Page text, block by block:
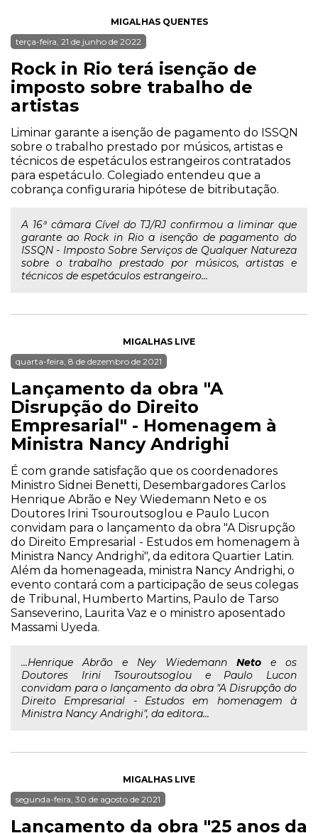
MIGALHAS QUENTES
terça-feira, 21 de junho de 2022
Rock in Rio terá isenção de
imposto sobre trabalho de
artistas
Liminar garante a isenção de pagamento do ISSQN
sobre o trabalho prestado por músicos, artistas e
técnicos de espetáculos estrangeiros contratados
para espetáculo. Colegiado entendeu que a
cobrança configuraria hipótese de bitributação.
A 16ª câmara Cível do TJ/RJ confirmou a liminar que
garante ao Rock in Rio a isenção de pagamento do
ISSQN - Imposto Sobre Serviços de Qualquer Natureza
sobre o trabalho prestado por músicos, artistas e
técnicos de espetáculos estrangeiro...
MIGALHAS LIVE
quarta-feira, 8 de dezembro de 2021
Lançamento da obra "A
Disrupção do Direito
Empresarial" - Homenagem à
Ministra Nancy Andrighi
É com grande satisfação que os coordenadores
Ministro Sidnei Benetti, Desembargadores Carlos
Henrique Abrão e Ney Wiedemann Neto e os
Doutores Irini Tsouroutsoglou e Paulo Lucon
convidam para o lançamento da obra "A Disrupção
do Direito Empresarial - Estudos em homenagem à
Ministra Nancy Andrighi", da editora Quartier Latin.
Além da homenageada, ministra Nancy Andrighi, o
evento contará com a participação de seus colegas
de Tribunal, Humberto Martins, Paulo de Tarso
Sanseverino, Laurita Vaz e o ministro aposentado
Massami Uyeda.
...Henrique Abrão e Ney Wiedemann Neto e os
Doutores Irini Tsouroutsoglou e Paulo Lucon
convidam para o lançamento da obra "A Disrupção do
Direito Empresarial - Estudos em homenagem à
Ministra Nancy Andrighi", da editora...
MIGALHAS LIVE
segunda-feira, 30 de agosto de 2021
Lançamento da obra "25 anos da